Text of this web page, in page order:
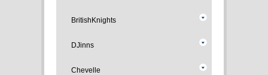
BritishKnights
DJinns
Chevelle